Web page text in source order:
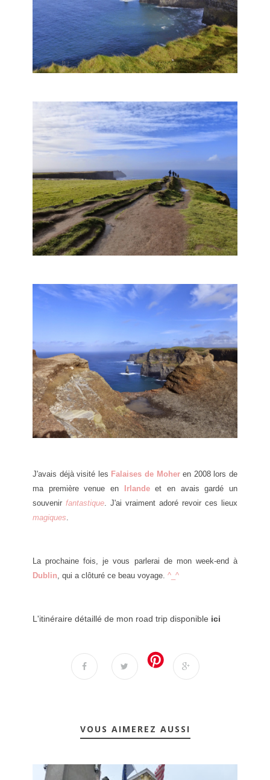
J'avais déjà visité les Falaises de Moheren 2008 lors de
ma première venue en
Irlandeet en avais gardé un
souvenir fantastique . J'ai vraiment adoré revoir ces lieux
magiques
La prochaine fois, je vous parlerai de mon week-end à
Dublin , qui a clôturé ce beau voyage. ^_^
L'itinéraire détaillé de mon road trip disponible ici
VOUS AIMEREZ AUSSI